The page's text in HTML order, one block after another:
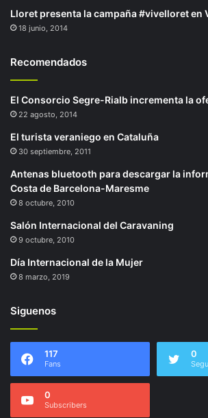
Lloret presenta la campaña #vivelloret en
18 junio, 2014
Recomendados
El Consorcio Segre-Rialb incrementa la
22 agosto, 2014
El turista veraniego en Cataluña
30 septiembre, 2011
Antenas bluetooth para descargar la
Costa de Barcelona-Maresme
8 octubre, 2010
Salón Internacional del Caravaning
9 octubre, 2010
Día Internacional de la Mujer
8 marzo, 2019
Siguenos
117
Fans
0
0
Subscribers